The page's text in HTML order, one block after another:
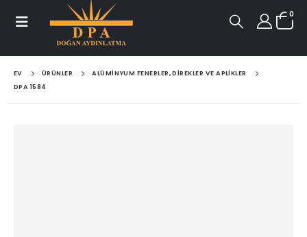
0
EV ÜRÜNLER
ALÜMINYUM FENERLER, DIREKLER VE APLIKLER
DPA 1584